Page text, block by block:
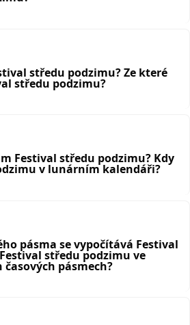
středu podzimu? Ze které
středu podzimu?
Festival středu podzimu? Kdy
v lunárním kalendáři?
pásma se vypočítává Festival
středu podzimu ve
pásmech?